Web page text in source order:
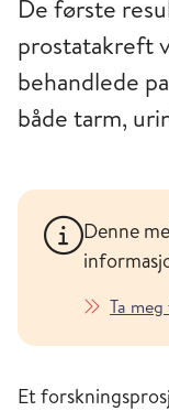
De første
prostatakreft
behandlede
både tarm,
Denne
Ta
Et